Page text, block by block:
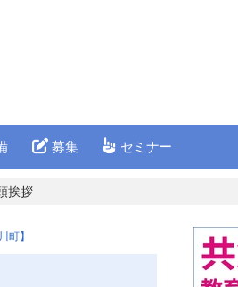
募集 セミナー
挨拶
町】